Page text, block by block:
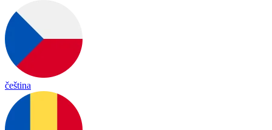
čeština